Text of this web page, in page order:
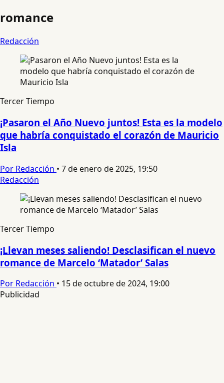
romance
Redacción
Tercer Tiempo
¡Pasaron el Año Nuevo juntos! Esta es la modelo
que habría conquistado el corazón de Mauricio
Isla
Por Redacción • 7 de enero de 2025, 19:50
Redacción
Tercer Tiempo
¡Llevan meses saliendo! Desclasifican el nuevo
romance de Marcelo ‘Matador’ Salas
Por Redacción • 15 de octubre de 2024, 19:00
Publicidad